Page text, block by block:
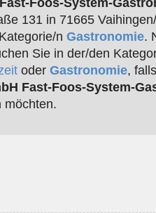
Foos-System-
131 in 71665
n Gastronomie.
Sie in der/den
oder Gastronomie,
Fast-Foos-System-
möchten.